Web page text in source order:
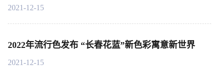
2021-12-15
2022年流行色发布 “长春花蓝”新色彩寓意新世界
2021-12-15